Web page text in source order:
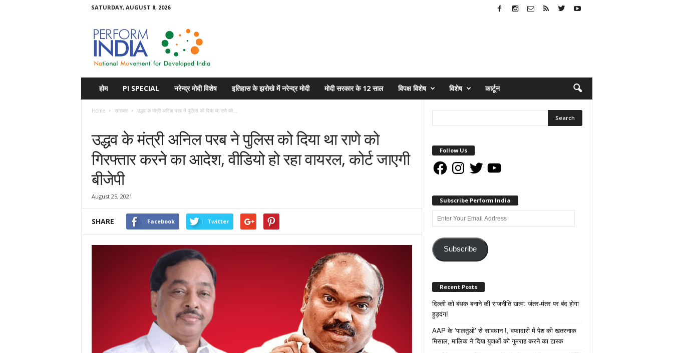
SATURDAY, AUGUST 8, 2026
होम PI SPECIAL नरेन्द्र मोदी विशेष इतिहास के झरोखे में नरेन्द्र मोदी मोदी सरकार के 12 साल विपक्ष विशेष विशेष कार्टून
Home समाचार उद्धव के मंत्री अनिल परब ने पुलिस को दिया था राणे को...
उद्धव के मंत्री अनिल परब ने पुलिस को दिया था राणे को
गिरफ्तार करने का आदेश, वीडियो हो रहा वायरल, कोर्ट जाएगी
बीजेपी
August 25, 2021
SHARE Facebook Twitter
Follow Us
FacebookInstagram
Twitter YouTube
Subscribe Perform India
Enter
Your
AddressSubscribe
Recent Posts
दिल्ली को बंधक बनाने की राजनीति खत्म: जंतर-मंतर पर बंद होगा
हुड़दंग!
AAP के ‘पालतुओं’ से सावधान !, वफादारी में पेश की खतरनाक
मिसाल, मालिक ने दिया युवाओं को गुमराह करने का टास्क